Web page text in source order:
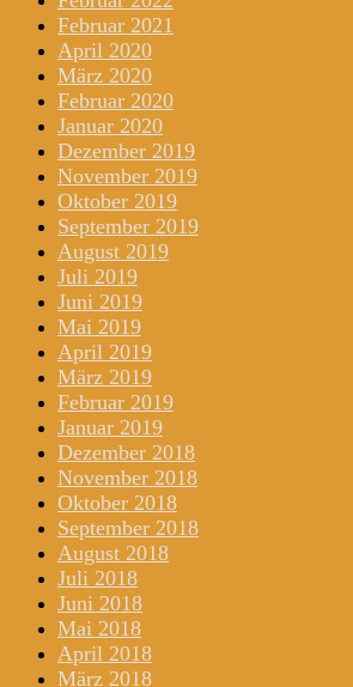
Februar 2021
April 2020
März 2020
Februar 2020
Januar 2020
Dezember 2019
November 2019
Oktober 2019
September 2019
August 2019
Juli 2019
Juni 2019
Mai 2019
April 2019
März 2019
Februar 2019
Januar 2019
Dezember 2018
November 2018
Oktober 2018
September 2018
August 2018
Juli 2018
Juni 2018
Mai 2018
April 2018
März 2018